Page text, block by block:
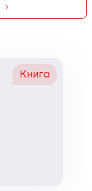
Книга